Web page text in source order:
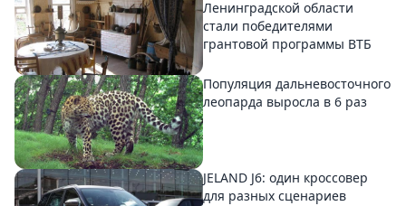
Ленинградской области
стали победителями
грантовой программы ВТБ
Популяция дальневосточного
леопарда выросла в 6 раз
JELAND J6: один кроссовер
для разных сценариев